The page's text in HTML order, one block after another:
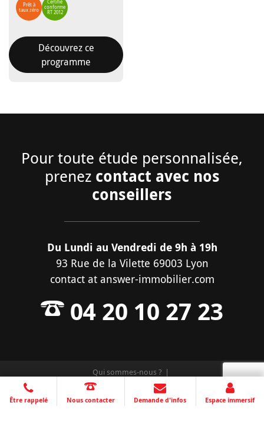
Prêt à
taux zéro
Certifié
conforme
RT 2012
Découvrez ce
programme
Pour toute étude personnalisée,
prenez contact avec nos
conseillers
Du Lundi au Vendredi de 9h à 19h
93 Rue de la Vilette 69003 Lyon
contact at answer-immobilier.com
04 20 10 27 23
Qui sommes-nous ?
Mentions légales et protection de vos données
Plan du site
Création site internet Greentic.net
Être rappelé Nous contacter Demande d'infos Espace immersif